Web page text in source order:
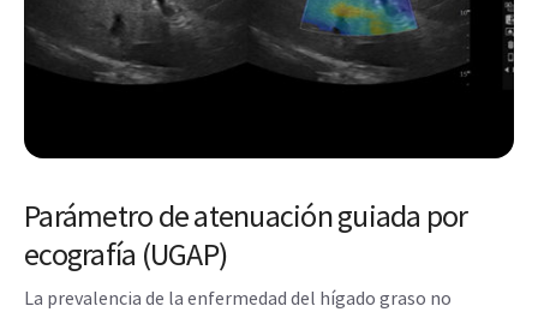
Parámetro de atenuación guiada por
ecografía (UGAP)
La prevalencia de la enfermedad del hígado graso no